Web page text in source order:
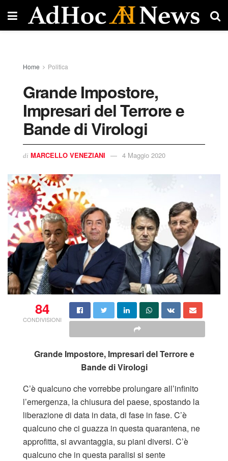
Home Politica
Grande Impostore,
Impresari del Terrore e
Bande di Virologi
di MARCELLO VENEZIANI 4 Maggio 2020
84
CONDIVISIONI
Grande Impostore, Impresari del Terrore e
Bande di Virologi
C’è qualcuno che vorrebbe prolungare all’infinito
l’emergenza, la chiusura del paese, spostando la
liberazione di data in data, di fase in fase. C’è
qualcuno che ci guazza in questa quarantena, ne
approfitta, si avvantaggia, su piani diversi. C’è
qualcuno che in questa paralisi si sente